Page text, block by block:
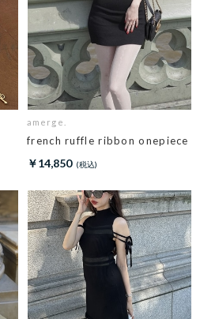
amerge.
french ruffle ribbon onepiece
￥14,850